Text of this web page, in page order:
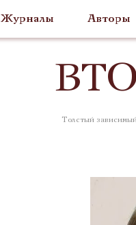
Журналы Авторы
Толстый